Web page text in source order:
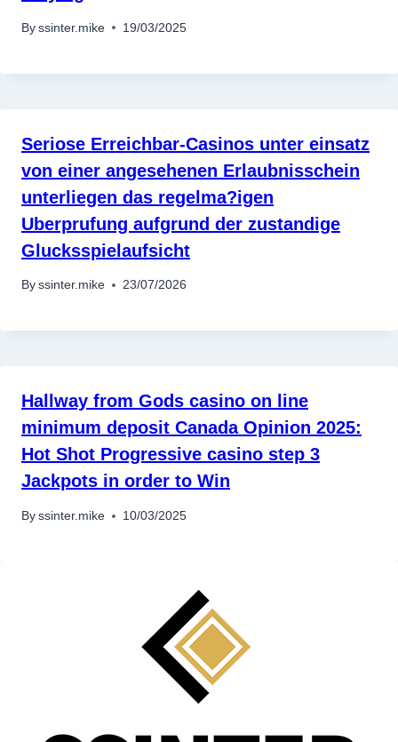
By ssinter.mike 19/03/2025
Seriose Erreichbar-Casinos unter einsatz
von einer angesehenen Erlaubnisschein
unterliegen das regelma?igen
Uberprufung aufgrund der zustandige
Glucksspielaufsicht
By ssinter.mike 23/07/2026
Hallway from Gods casino on line
minimum deposit Canada Opinion 2025:
Hot Shot Progressive casino step 3
Jackpots in order to Win
By ssinter.mike 10/03/2025